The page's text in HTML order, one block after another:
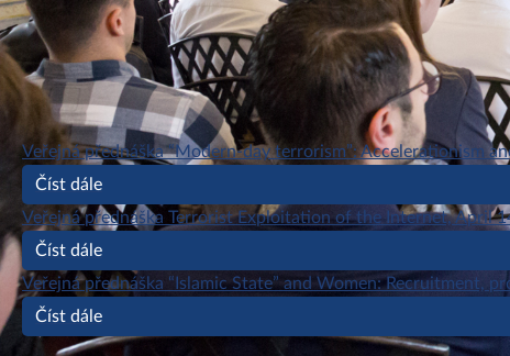
Veřejná přednáška “Modern-day terrorism”: Accelerationism
Číst dále
Veřejná přednáška Terrorist Exploitation of the Internet, April
Číst dále
Veřejná přednáška “Islamic State” and Women: Recruitment,
Číst dále